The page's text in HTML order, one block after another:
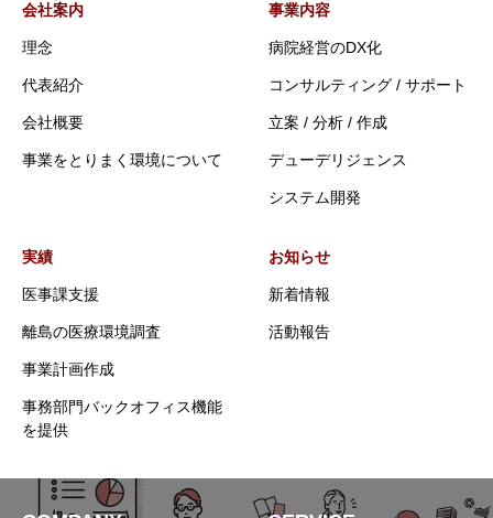
会社案内
理念
代表紹介
会社概要
事業をとりまく環境について
事業内容
病院経営のDX化
コンサルティング / サポート
立案 / 分析 / 作成
デューデリジェンス
システム開発
実績
医事課支援
離島の医療環境調査
事業計画作成
事務部門バックオフィス機能
を提供
お知らせ
新着情報
活動報告